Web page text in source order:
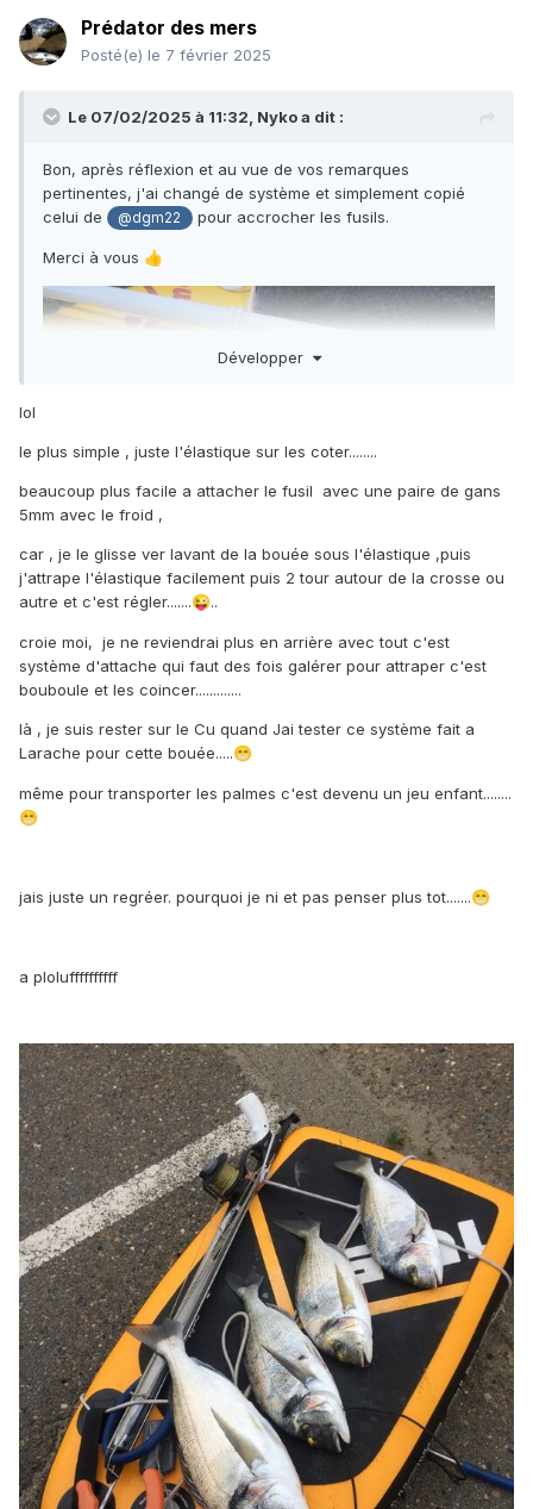
Prédator des mers
Posté(e) le 7 février 2025
Le 07/02/2025 à 11:32, Nykoa dit :
Bon, après réflexion et au vue de vos remarques
pertinentes, j'ai changé de système et simplement copié
celui de
@dgm22 pour accrocher les fusils.
Merci à vous 👍
Développer
lol
le plus simple , juste l'élastique sur les coter........
beaucoup plus facile a attacher le fusil avec une paire de gans
5mm avec le froid ,
car , je le glisse ver lavant de la bouée sous l'élastique ,puis
j'attrape l'élastique facilement puis 2 tour autour de la crosse ou
autre et c'est régler.......😜..
croie moi, je ne reviendrai plus en arrière avec tout c'est
système d'attache qui faut des fois galérer pour attraper c'est
bouboule et les coincer.............
là , je suis rester sur le Cu quand Jai tester ce système fait a
Larache pour cette bouée.....😁
même pour transporter les palmes c'est devenu un jeu enfant........
😁
jais juste un regréer. pourquoi je ni et pas penser plus tot.......😁
a ploluffffffffff